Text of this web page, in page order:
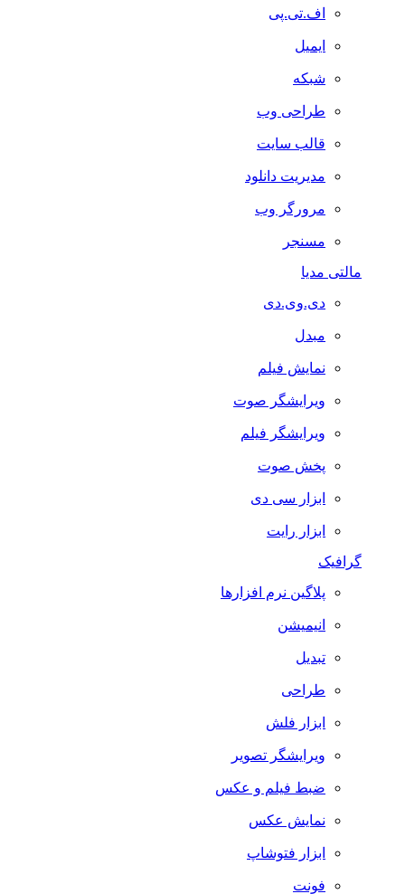
اف.تی.پی
ایمیل
شبکه
طراحی وب
قالب سایت
مدیریت دانلود
مرورگر وب
مسنجر
مالتی مدیا
دی.وی.دی
مبدل
نمایش فیلم
ویرایشگر صوت
ویرایشگر فیلم
پخش صوت
ابزار سی دی
ابزار رایت
گرافیک
پلاگین نرم افزارها
انیمیشن
تبدیل
طراحی
ابزار فلش
ویرایشگر تصویر
ضبط فيلم و عكس
نمایش عکس
ابزار فتوشاپ
فونت